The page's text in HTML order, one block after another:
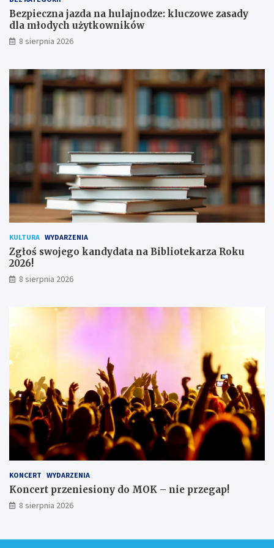
p
o
d
p
a
n
!
d
l
a
m
d
y
h
u
ż
o
n
i
ó
w
Bezpieczna jazda na hulajnodze: kluczowe zasady
dla młodych użytkowników
8 sierpnia 2026
KULTURA WYDARZENIA
Zgłoś swojego kandydata na Bibliotekarza Roku
2026!
8 sierpnia 2026
KONCERT WYDARZENIA
Koncert przeniesiony do MOK – nie przegap!
8 sierpnia 2026